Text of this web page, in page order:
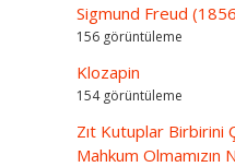
Sigmund Freud
156 görüntüleme
Klozapin
154 görüntüleme
Zıt Kutuplar Birbirini
Mahkum Olmamızın